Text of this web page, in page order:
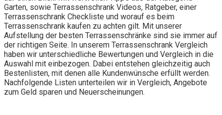
Garten, sowie Terrassenschrank Videos, Ratgeber, einer
Terrassenschrank Checkliste und worauf es beim
Terrassenschrank kaufen zu achten gilt. Mit unserer
Aufstellung der besten Terrassenschränke sind sie immer auf
der richtigen Seite. In unserem Terrassenschrank Vergleich
haben wir unterschiedliche Bewertungen und Vergleich in die
Auswahl mit einbezogen. Dabei entstehen gleichzeitig auch
Bestenlisten, mit denen alle Kundenwünsche erfüllt werden.
Nachfolgende Listen unterteilen wir in Vergleich, Angebote
zum Geld sparen und Neuerscheinungen.